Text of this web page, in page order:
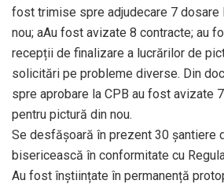
fost trimise spre adjudecare 7 dosare
nou; aAu fost avizate 8 contracte; au
recepții de finalizare a lucrărilor de
solicitări pe probleme diverse. Din
spre aprobare la CPB au fost avizate
pentru pictură din nou.
Se desfășoară în prezent 30 șantiere
bisericească în conformitate cu
Au fost înștiințate în permanență